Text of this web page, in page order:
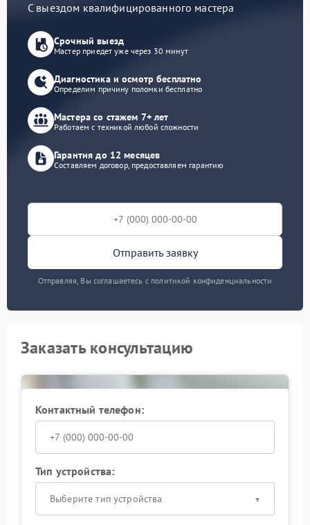
С выездом квалифицированного мастера
Срочный выезд
Мастер приедет уже через 30 минут
Диагностика и осмотр бесплатно
Определим причину поломки бесплатно
Мастера со стажем 7+ лет
Работаем с техникой любой сложности
Гарантия до 12 месяцев
Составляем договор, предоставляем гарантию
Отправить заявку
Отправляя, Вы соглашаетесь с политикой конфиденциальности
Заказать консультацию
Контактный телефон:
Тип устройства:
Выберите тип устройства